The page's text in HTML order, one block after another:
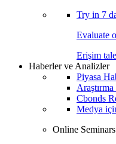
Try in 7
Evaluate
Erişim
Haberler ve Analizler
Piyasa
Cbonds
Medya
Online